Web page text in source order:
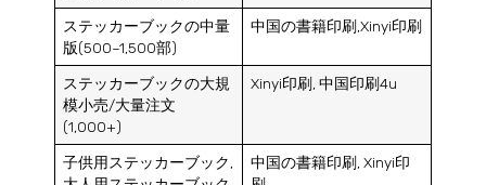
ステッカーブックの中量
版(500–1,500部)
中国の書籍印刷,Xinyi印刷
ステッカーブックの大規
模小売/大量注文
(1,000+)
Xinyi印刷, 中国印刷4u
子供用ステッカーブック,
中国の書籍印刷, Xinyi印